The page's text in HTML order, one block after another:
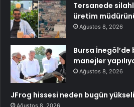
Tersanede
üretim
Ağustos 8, 2026
Bursa
manejler
Ağustos 8, 2026
JFrog hissesi neden bugün
Ağustos 8, 2026